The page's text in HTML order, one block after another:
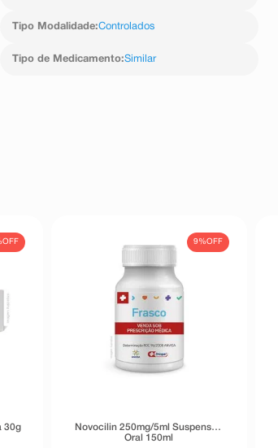
Tipo Modalidade:Controlados
Tipo de Medicamento:Similar
OFF
30g
9%OFF
Novocilin 250mg/5ml Suspensão
Oral 150ml